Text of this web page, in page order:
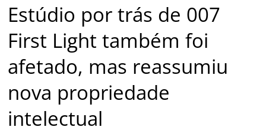
Estúdio por trás de 007
First Light também foi
afetado, mas reassumiu
nova propriedade
intelectual